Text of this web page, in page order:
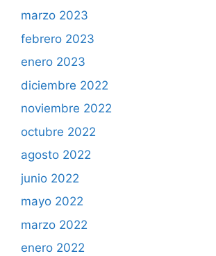
marzo 2023
febrero 2023
enero 2023
diciembre 2022
noviembre 2022
octubre 2022
agosto 2022
junio 2022
mayo 2022
marzo 2022
enero 2022